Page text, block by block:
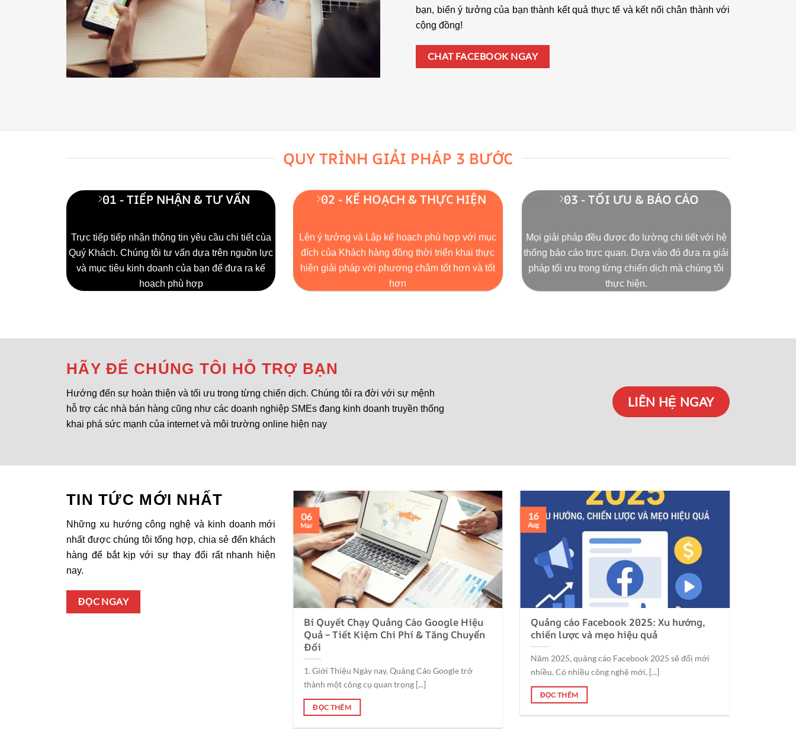
bạn, biến ý tưởng của bạn thành kết quả thực tế và kết nối chân thành với
cộng đồng!
CHAT FACEBOOK NGAY
QUY TRÌNH GIẢI PHÁP 3 BƯỚC
01 - TIẾP NHẬN & TƯ VẤN
Trực tiếp tiếp nhận thông tin yêu cầu chi tiết cùa
Quý Khách. Chúng tôi tư vấn dựa trên nguồn lực
và mục tiêu kinh doanh của bạn để đưa ra kế
hoạch phù hợp
02 - KẾ HOẠCH & THỰC HIỆN
Lên ý tưởng và Lập kế hoạch phù hợp với mục
đích của Khách hàng đồng thời triển khai thực
hiện giải pháp với phương châm tốt hơn và tốt
hơn
03 - TỐI ƯU & BÁO CÁO
Mọi giải pháp đều được đo lường chi tiết với hệ
thống báo cáo trực quan. Dựa vào đó đưa ra giải
pháp tối ưu trong từng chiến dịch mà chúng tôi
thực hiện.
HÃY ĐỂ CHÚNG TÔI HỖ TRỢ BẠN
Hướng đến sự hoàn thiện và tối ưu trong từng chiến dịch. Chúng tôi ra đời với sự mệnh
hỗ trợ các nhà bán hàng cũng như các doanh nghiệp SMEs đang kinh doanh truyền thống
khai phá sức mạnh của internet và môi trường online hiện nay
LIÊN HỆ NGAY
TIN TỨC MỚI NHẤT
Những xu hướng công nghệ và kinh doanh mới
nhất được chúng tôi tổng hợp, chia sẻ đến khách
hàng để bắt kịp với sự thay đổi rất nhanh hiện
nay.
ĐỌC NGAY
Bí Quyết Chạy Quảng Cáo Google Hiệu
Quả – Tiết Kiệm Chi Phí & Tăng Chuyển
Đổi
1. Giới Thiệu Ngày nay, Quảng Cáo Google trở
thành một công cụ quan trọng [...]
ĐỌC THÊM
06
Mar
Quảng cáo Facebook 2025: Xu hướng,
chiến lược và mẹo hiệu quả
Năm 2025, quảng cáo Facebook 2025 sẽ đổi mới
nhiều. Có nhiều công nghệ mới, [...]
ĐỌC THÊM
16
Aug
Mar